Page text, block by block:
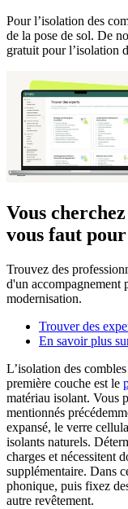
Pour l’isolation des
de la pose de sol. De
gratuit pour l’isolation
Vous
vous faut
Trouvez des
d'un accompagnement
modernisation.
Trouver des
En savoir plus
L’isolation des
première couche est le
matériau isolant. Vous
mentionnés
expansé, le verre
isolants naturels.
charges et nécessitent
supplémentaire. Dans
phonique, puis fixez
autre revêtement.